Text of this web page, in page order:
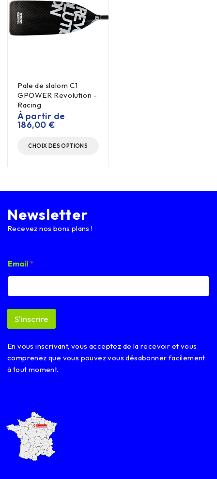
Pale de slalom C1
GPOWER Revolution -
Racing
À partir de
186,00 €
CHOIX DES OPTIONS
Newsletter
Recevez nos bons plans !
m
a
l
m
i
*
Email *
S'inscrire
En vous inscrivant, vous acceptez de la recevoir et vous
comprenez que vous pouvez vous désabonner facilement
à tout moment.